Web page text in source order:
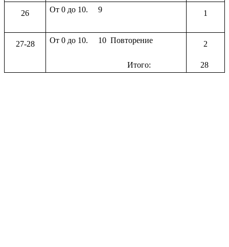
26 От 0 до 10. 9 1
27-28 От 0 до 10. 10 Повторение
Итого:
2
28